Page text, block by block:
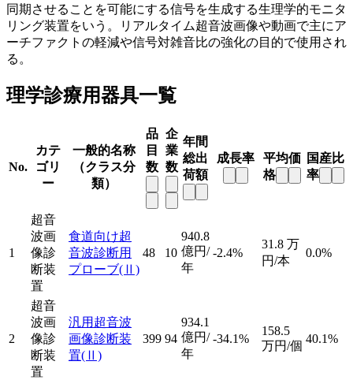
同期させることを可能にする信号を生成する生理学的モニタ
リング装置をいう。リアルタイム超音波画像や動画で主にア
ーチファクトの軽減や信号対雑音比の強化の目的で使用され
る。
理学診療用器具一覧
No.
カテ
ゴリ
ー
一般的名称
（クラス分
類）
品
目
数
企
業
数
年間
総出
荷額
成長率
平均価
格
国産比
率
1
超音
波画
像診
断装
置
食道向け超
音波診断用
プローブ(Ⅱ)
48 10
940.8
億円/
年
-2.4%
31.8 万
円/本
0.0%
2
超音
波画
像診
断装
置
汎用超音波
画像診断装
置(Ⅱ)
399 94
934.1
億円/
年
-34.1%
158.5
万円/個
40.1%